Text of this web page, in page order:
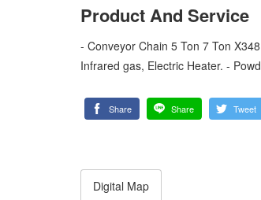
Product And Service
- Conveyor Chain 5 Ton 7 Ton
Infrared gas, Electric Heater. -
Share Share Tweet
Digital Map